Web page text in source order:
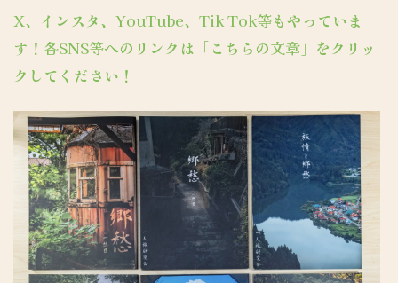
X、インスタ、YouTube、Tik Tok等もやっていま
す！各SNS等へのリンクは「こちらの文章」をクリッ
クしてください！